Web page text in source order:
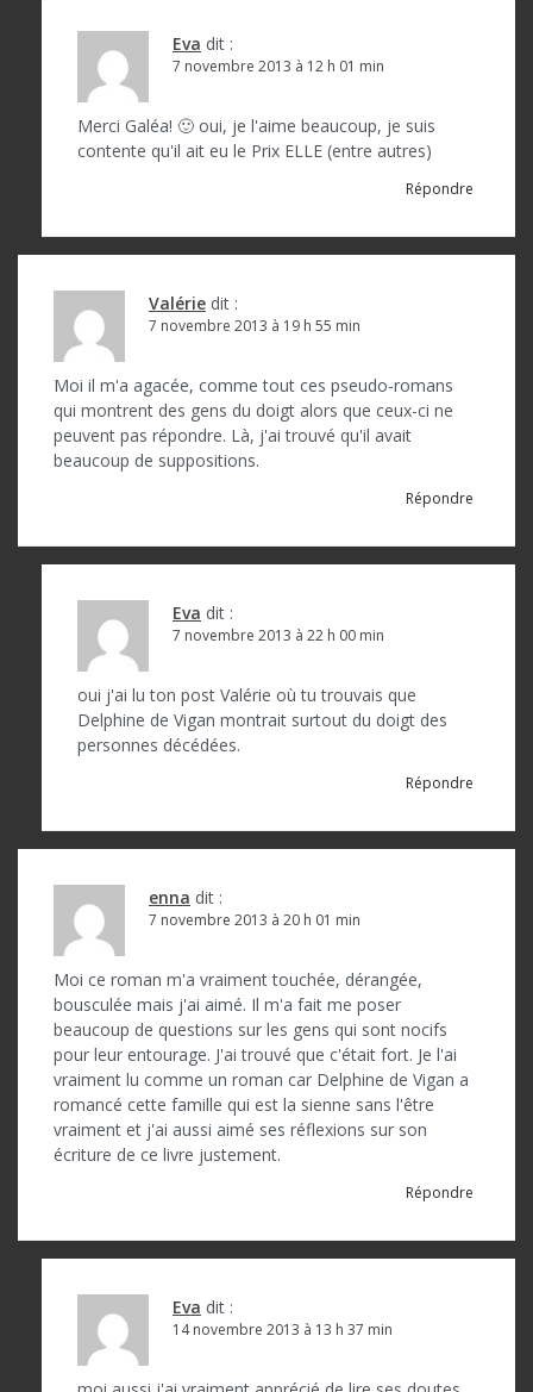
Eva dit :
7 novembre 2013 à 12 h 01 min
Merci Galéa! 🙂 oui, je l'aime beaucoup, je suis
contente qu'il ait eu le Prix ELLE (entre autres)
Répondre
Valérie dit :
7 novembre 2013 à 19 h 55 min
Moi il m'a agacée, comme tout ces pseudo-romans
qui montrent des gens du doigt alors que ceux-ci ne
peuvent pas répondre. Là, j'ai trouvé qu'il avait
beaucoup de suppositions.
Répondre
Eva dit :
7 novembre 2013 à 22 h 00 min
oui j'ai lu ton post Valérie où tu trouvais que
Delphine de Vigan montrait surtout du doigt des
personnes décédées.
Répondre
enna dit :
7 novembre 2013 à 20 h 01 min
Moi ce roman m'a vraiment touchée, dérangée,
bousculée mais j'ai aimé. Il m'a fait me poser
beaucoup de questions sur les gens qui sont nocifs
pour leur entourage. J'ai trouvé que c'était fort. Je l'ai
vraiment lu comme un roman car Delphine de Vigan a
romancé cette famille qui est la sienne sans l'être
vraiment et j'ai aussi aimé ses réflexions sur son
écriture de ce livre justement.
Répondre
Eva dit :
14 novembre 2013 à 13 h 37 min